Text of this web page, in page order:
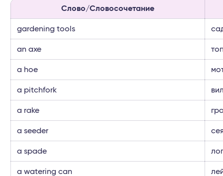
Слово/Словосочетание
gardening tools
an axe
a hoe
a pitchfork
a rake
a seeder
a spade
a watering can